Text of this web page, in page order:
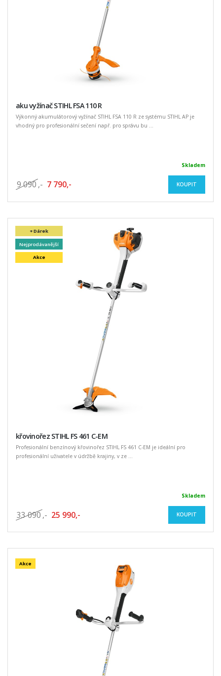
aku vyžínač STIHL FSA 110 R
Výkonný akumulátorový vyžínač STIHL FSA 110 R ze systému STIHL AP je
vhodný pro profesionální sečení např. pro správu bu ...
Skladem
9 090 ,- 7 790,- KOUPIT
+ Dárek
Nejprodávanější
Akce
křovinořez STIHL FS 461 C-EM
Profesionální benzínový křovinořez STIHL FS 461 C-EM je ideální pro
profesionální uživatele v údržbě krajiny, v ze ...
Skladem
33 090 ,- 25 990,- KOUPIT
Akce